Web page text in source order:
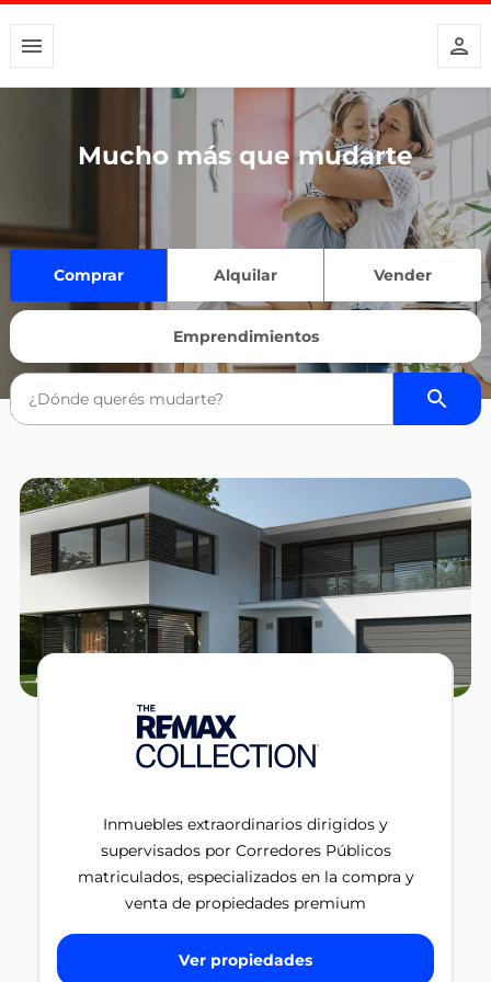
Mucho más que mudarte
Comprar Alquilar Vender
Emprendimientos
Inmuebles extraordinarios dirigidos y
supervisados por Corredores Públicos
matriculados, especializados en la compra y
venta de propiedades premium
Ver propiedades